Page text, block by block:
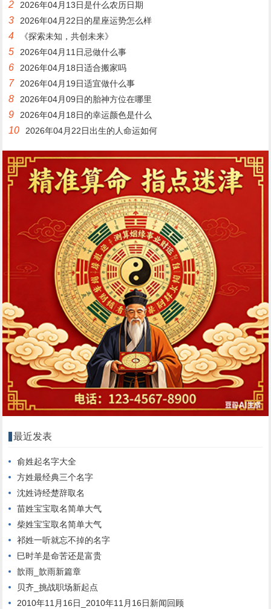
2 2026年04月13日是什么农历日期
3 2026年04月22日的星座运势怎么样
4 《探索未知，共创未来》
5 2026年04月11日忌做什么事
6 2026年04月18日适合搬家吗
7 2026年04月19日适宜做什么事
8 2026年04月09日的胎神方位在哪里
9 2026年04月18日的幸运颜色是什么
10 2026年04月22日出生的人命运如何
最近发表
俞姓起名字大全
方姓最经典三个名字
沈姓诗经楚辞取名
苗姓宝宝取名简单大气
柴姓宝宝取名简单大气
祁姓一听就忘不掉的名字
巳时羊是命苦还是富贵
歆雨_歆雨新篇章
贝齐_挑战职场新起点
2010年11月16日_2010年11月16日新闻回顾